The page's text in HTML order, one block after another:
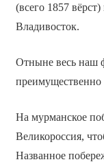
(всего 1857
Владивосток.
Отныне весь наш
На мурманское
Великороссия,
Названное